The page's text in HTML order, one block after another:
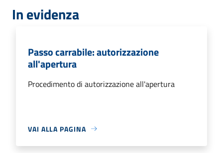
In evidenza
Passo carrabile: autorizzazione
all'apertura
Procedimento di autorizzazione all'apertura
VAI ALLA PAGINA